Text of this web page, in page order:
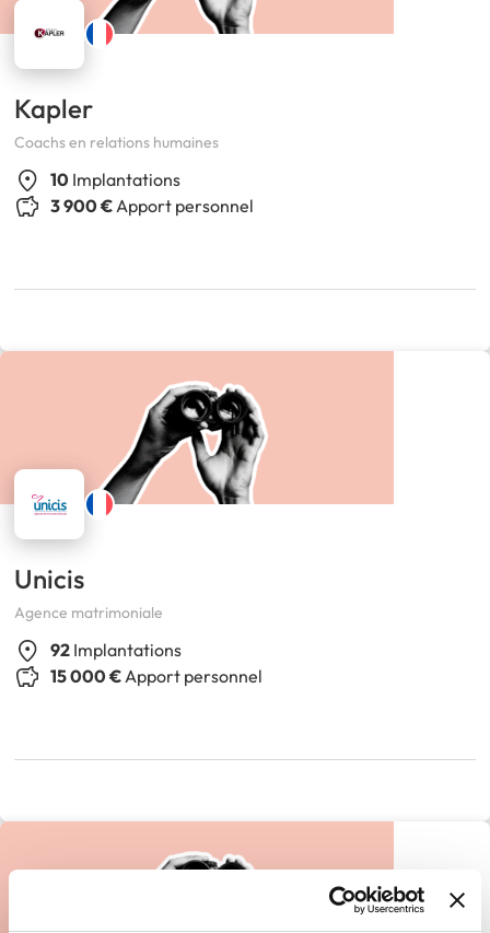
Kapler
Coachs en relations humaines
10 Implantations
3 900 €Apport personnel
Unicis
Agence matrimoniale
92 Implantations
15 000 €Apport personnel